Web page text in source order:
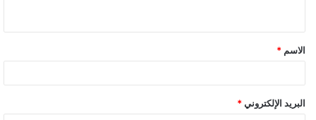
ق
*
الاسم *
البريد الإلكتروني *